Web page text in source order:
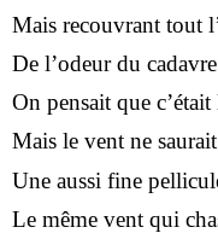
Mais recouvrant tout
De l’odeur du
On pensait que
Mais le vent ne
Une aussi fine
Le même vent qui